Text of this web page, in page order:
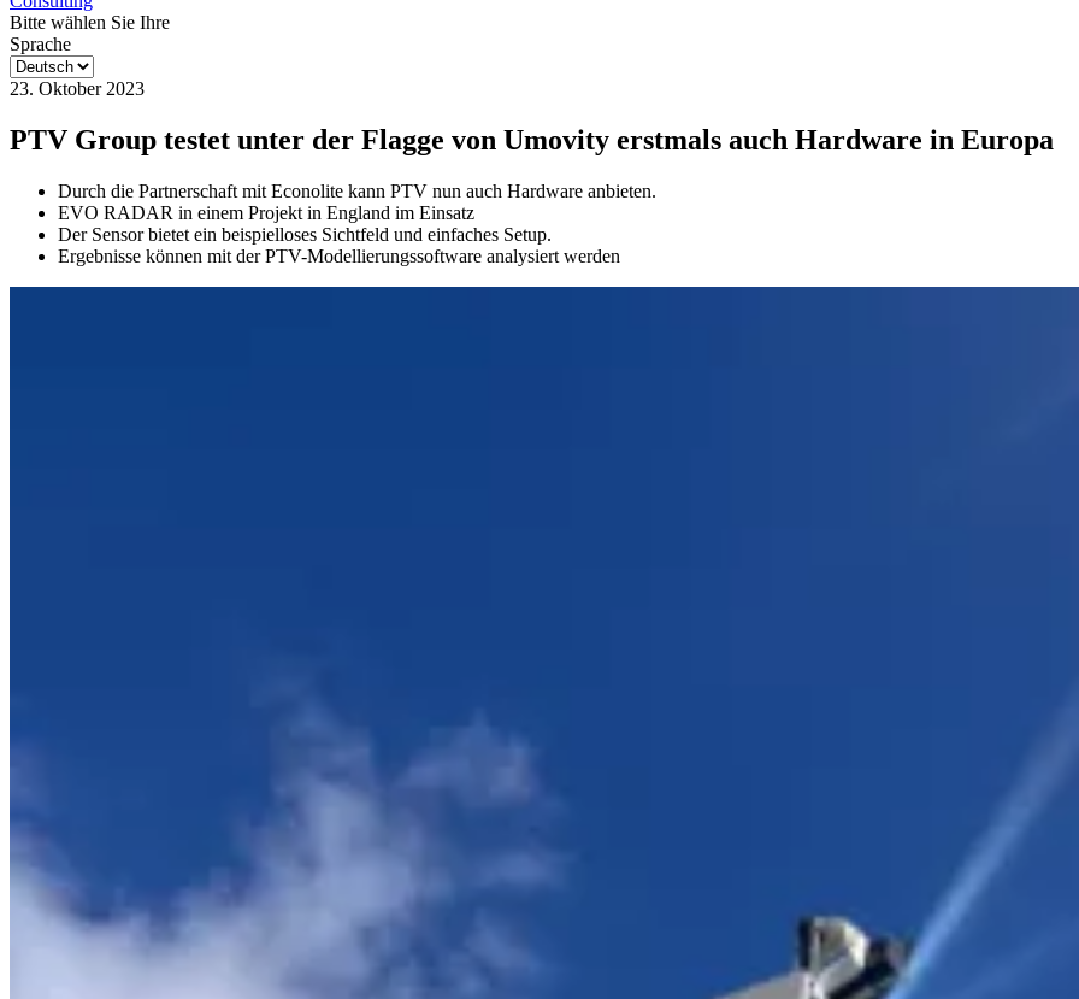
Bitte wählen Sie Ihre
Sprache
23. Oktober 2023
PTV Group testet unter der Flagge von Umovity erstmals auch Hardware in Europa
Durch die Partnerschaft mit Econolite kann PTV nun auch Hardware anbieten.
EVO RADAR in einem Projekt in England im Einsatz
Der Sensor bietet ein beispielloses Sichtfeld und einfaches Setup.
Ergebnisse können mit der PTV-Modellierungssoftware analysiert werden